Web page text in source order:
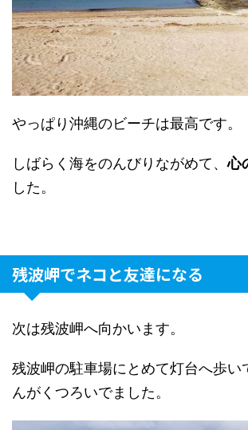
やっぱり沖縄のビーチは最高です。
しばらく海をのんびりながめて、心
した。
残波岬でネコと友達になる
次は残波岬へ向かいます。
残波岬の駐車場にとめて灯台へ歩い
んがくつろいでました。